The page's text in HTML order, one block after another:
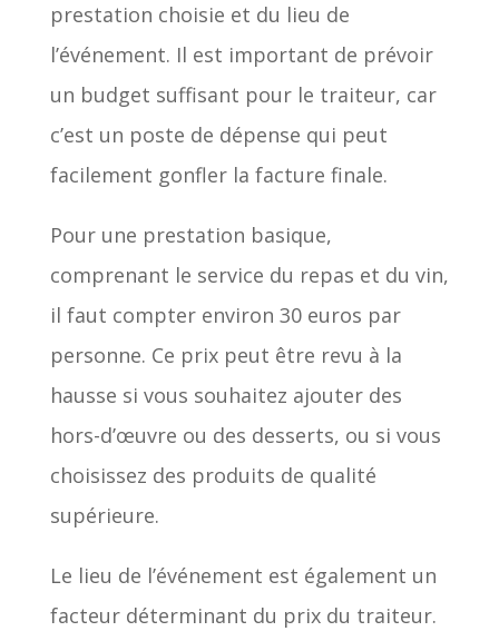
prestation choisie et du lieu de
l’événement. Il est important de prévoir
un budget suffisant pour le traiteur, car
c’est un poste de dépense qui peut
facilement gonfler la facture finale.
Pour une prestation basique,
comprenant le service du repas et du vin,
il faut compter environ 30 euros par
personne. Ce prix peut être revu à la
hausse si vous souhaitez ajouter des
hors-d’œuvre ou des desserts, ou si vous
choisissez des produits de qualité
supérieure.
Le lieu de l’événement est également un
facteur déterminant du prix du traiteur.